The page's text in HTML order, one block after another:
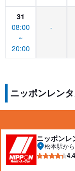
31
08:00
~
20:00
-
ニッポンレン
ニッポンレ
松本駅か
4.4